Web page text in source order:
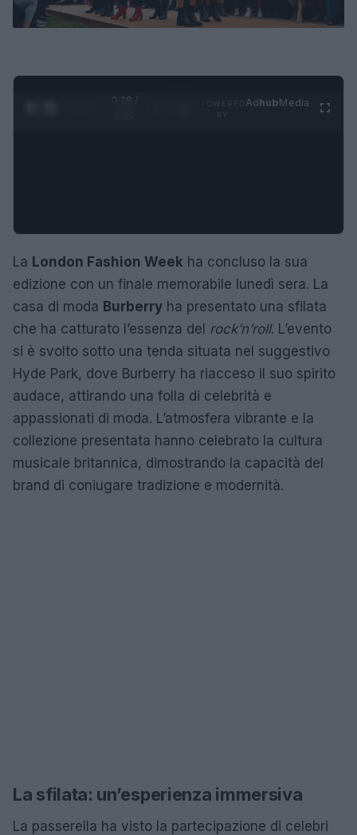
0:29 /
AdhubMedia
La London Fashion Week ha concluso la sua
edizione con un finale memorabile lunedì sera. La
casa di moda Burberry ha presentato una sfilata
che ha catturato l’essenza del rock’n’roll. L’evento
si è svolto sotto una tenda situata nel suggestivo
Hyde Park, dove Burberry ha riacceso il suo spirito
audace, attirando una folla di celebrità e
appassionati di moda. L’atmosfera vibrante e la
collezione presentata hanno celebrato la cultura
musicale britannica, dimostrando la capacità del
brand di coniugare tradizione e modernità.
La sfilata: un’esperienza immersiva
La passerella ha visto la partecipazione di celebri